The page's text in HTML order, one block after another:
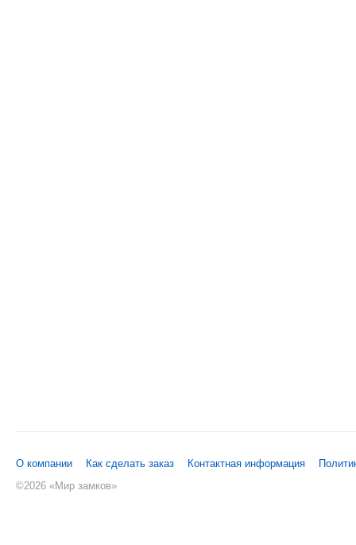
О компании Как сделать заказ Контактная информация
©2026 «Мир замков»